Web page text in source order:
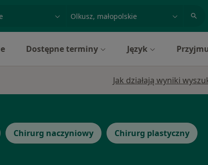
lub nazwisko
Dostępne terminy Język
Jak działają wyniki
Chirurg naczyniowy Chirurg plastyczny